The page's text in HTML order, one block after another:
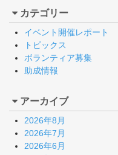
カテゴリー
イベント開催レポート
トピックス
ボランティア募集
助成情報
アーカイブ
2026年8月
2026年7月
2026年6月